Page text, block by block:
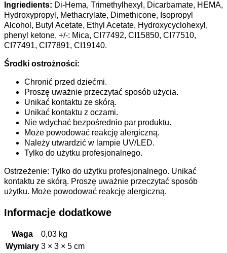
Ingriedients: Di-Hema, Trimethylhexyl, Dicarbamate, HEMA,
Hydroxypropyl, Methacrylate, Dimethicone, Isopropyl
Alcohol, Butyl Acetate, Ethyl Acetate, Hydroxycyclohexyl,
phenyl ketone, +/-: Mica, CI77492, CI15850, CI77510,
CI77491, CI77891, CI19140.
Środki ostrożności:
Chronić przed dziećmi.
Proszę uważnie przeczytać sposób użycia.
Unikać kontaktu ze skórą.
Unikać kontaktu z oczami.
Nie wdychać bezpośrednio par produktu.
Może powodować reakcję alergiczną.
Należy utwardzić w lampie UV/LED.
Tylko do użytku profesjonalnego.
Ostrzeżenie: Tylko do użytku profesjonalnego. Unikać
kontaktu ze skórą. Proszę uważnie przeczytać sposób
użytku. Może powodować reakcję alergiczną.
Informacje dodatkowe
Waga
0,03 kg
Wymiary 3 × 3 × 5 cm